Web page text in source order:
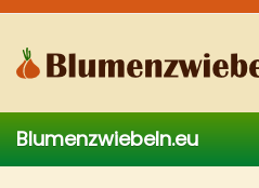
Skip
main
content
Blumenzwiebeln.eu